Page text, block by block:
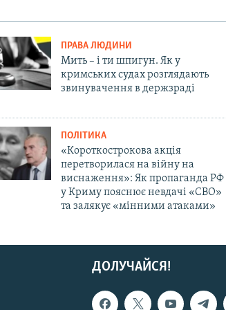
ПРАВА ЛЮДИНИ
Мить – і ти шпигун. Як у
кримських судах розглядають
звинувачення в держзраді
ПОЛІТИКА
«Короткострокова акція
перетворилася на війну на
виснаження»: Як пропаганда РФ
у Криму пояснює невдачі «СВО»
та залякує «мінними атаками»
ДОЛУЧАЙСЯ!